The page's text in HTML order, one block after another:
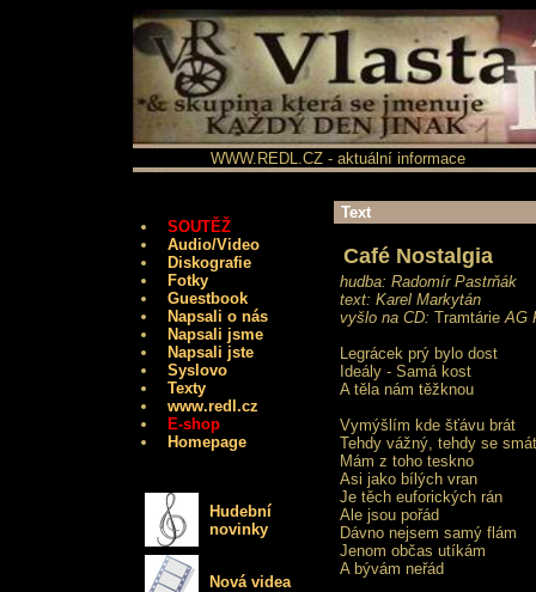
WWW.REDL.CZ - aktuální informace
SOUTĚŽ
Audio/Video
Diskografie
Fotky
Guestbook
Napsali o nás
Napsali jsme
Napsali jste
Syslovo
Texty
www.redl.cz
E-shop
Homepage
Hudební
novinky
Nová videa
Text
Café Nostalgia
hudba: Radomír Pastrňák
text: Karel Markytán
vyšlo na CD: TramtárieAG
Legrácek prý bylo dost
Ideály - Samá kost
A těla nám těžknou
Vymýšlím kde šťávu brát
Tehdy vážný, tehdy se smát
Mám z toho teskno
Asi jako bílých vran
Je těch euforických rán
Ale jsou pořád
Dávno nejsem samý flám
Jenom občas utíkám
A bývám neřád